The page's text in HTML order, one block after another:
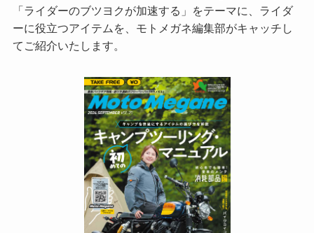
「ライダーのブツヨクが加速する」をテーマに、ライダ
ーに役立つアイテムを、モトメガネ編集部がキャッチし
てご紹介いたします。